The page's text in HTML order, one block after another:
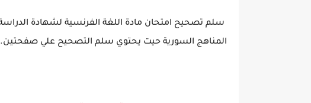
المناهج السورية حيت يحتوي سلم التصحيح علي صفحتين.